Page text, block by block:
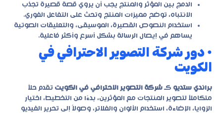
الدمج بين المؤثر والمنتج يجب أن يروي قصة قصيرة تجذب
الانتباه، توضح مميزات المنتج وتحث على التفاعل الفوري.
استخدام النصوص القصيرة، الموسيقى، والتعليقات الصوتية
يساهم في إيصال الرسالة بشكل أسرع وأكثر فاعلية.
• دور شركة التصوير الاحترافي في
الكويت
براندي ستديو كـ شركة التصوير الاحترافي في الكويت تقدم حلاً
متكاملاً لتصوير المنتجات مع المؤثرين، بدءًا من التخطيط، اختيار
الزوايا، الإضاءة، استخدام الألوان والفلاتر، وصولاً إلى تحرير الفيديو